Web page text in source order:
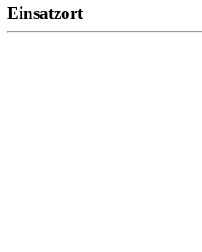
Einsatzort